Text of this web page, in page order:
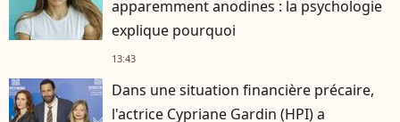
apparemment anodines : la psychologie
explique pourquoi
13:43
Dans une situation financière précaire,
l'actrice Cypriane Gardin (HPI) a